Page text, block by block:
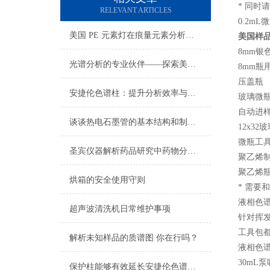
RELEVANT ARTICLES
美国 PE 元素灯在痕量元素分析中的应用
光谱分析的专业伙伴——探索美国PE光谱耗材的世界
安捷伦色谱柱：提升分析效率与精确性的重要工具
谈谈热电石墨管的基本结构和制备技术
圣宾仪器解析药品研究中药物分析C18 色谱柱的差异与选择
烘箱的安全使用守则
超声波清洗机日常维护事项
解析未知样品的质谱图 你在行吗？
保护柱能够有效延长安捷伦色谱柱的使用寿命
* 同时
0.2mL
美国样
8mm银
8mm瓶
压盖瓶
玻璃微
自动进
12x32玻
微瓶工
聚乙烯
聚乙烯
* 需要
液相色
针对挥
工具包
液相色
30mL泵